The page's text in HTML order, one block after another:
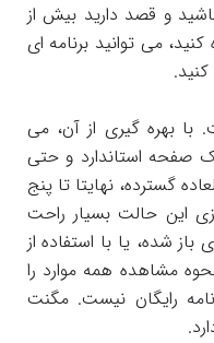
و قصد دارید بیش از
می توانید برنامه ای
با بهره گیری از آن، می
صفحه استاندارد و حتی
گسترده، نهایتا تا پنج
این حالت بسیار راحت
شده، یا با استفاده از
مشاهده همه موارد را
رایگان نیست. مگنت